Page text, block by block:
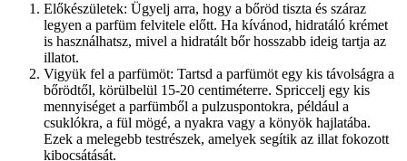
Előkészületek: Ügyelj arra, hogy a bőröd tiszta és száraz
legyen a parfüm felvitele előtt. Ha kívánod, hidratáló krémet
is használhatsz, mivel a hidratált bőr hosszabb ideig tartja az
illatot.
Vigyük fel a parfümöt: Tartsd a parfümöt egy kis távolságra a
bőrödtől, körülbelül 15-20 centiméterre. Spriccelj egy kis
mennyiséget a parfümből a pulzuspontokra, például a
csuklókra, a fül mögé, a nyakra vagy a könyök hajlatába.
Ezek a melegebb testrészek, amelyek segítik az illat fokozott
kibocsátását.